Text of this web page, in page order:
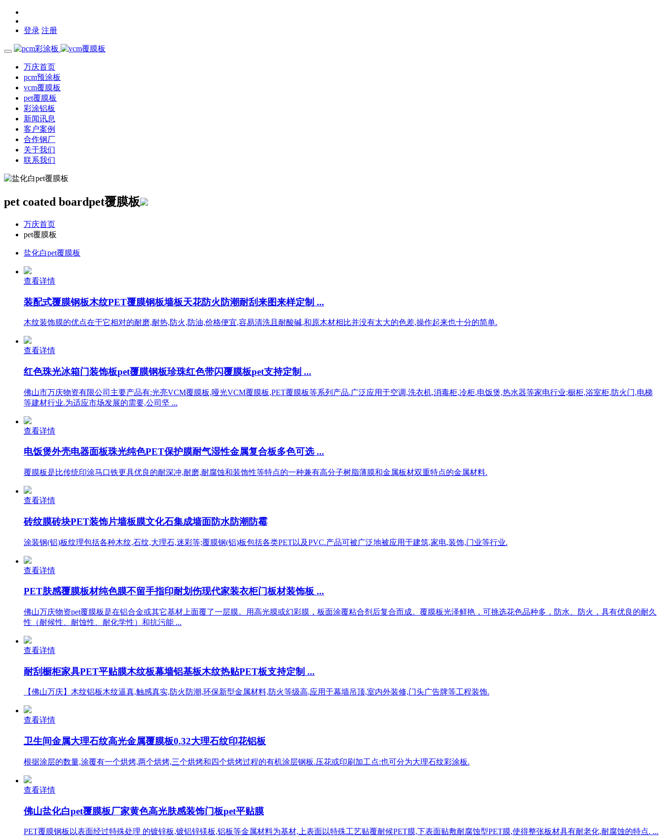
登录 注册
万庆首页
pcm预涂板
vcm覆膜板
pet覆膜板
彩涂铝板
新闻讯息
客户案例
合作钢厂
关于我们
联系我们
pet coated boardpet覆膜板
万庆首页
pet覆膜板
盐化白pet覆膜板
查看详情
装配式覆膜钢板木纹PET覆膜钢板墙板天花防火防潮耐刮来图来样定制 ...
木纹装饰膜的优点在于它相对的耐磨,耐热,防火,防油,价格便宜,容易清洗且耐酸碱,和原木材相比并没有太大的色差,操作起来也十分的简单.
查看详情
红色珠光冰箱门装饰板pet覆膜钢板珍珠红色带闪覆膜板pet支持定制 ...
佛山市万庆物资有限公司主要产品有:光亮VCM覆膜板,哑光VCM覆膜板,PET覆膜板等系列产品.广泛应用于空调,洗衣机,消毒柜,冷柜,电饭煲,热水器等家电行业;橱柜,浴室柜,防火门,电梯
等建材行业.为适应市场发展的需要,公司坚 ...
查看详情
电饭煲外壳电器面板珠光纯色PET保护膜耐气湿性金属复合板多色可选 ...
覆膜板是比传统印涂马口铁更具优良的耐深冲,耐磨,耐腐蚀和装饰性等特点的一种兼有高分子树脂薄膜和金属板材双重特点的金属材料.
查看详情
砖纹膜砖块PET装饰片墙板膜文化石集成墙面防水防潮防霉
涂装钢(铝)板纹理包括各种木纹,石纹,大理石,迷彩等;覆膜钢(铝)板包括各类PET以及PVC.产品可被广泛地被应用于建筑,家电,装饰,门业等行业.
查看详情
PET肤感覆膜板材纯色膜不留手指印耐划伤现代家装衣柜门板材装饰板 ...
佛山万庆物资pet覆膜板是在铝合金或其它基材上面覆了一层膜。用高光膜或幻彩膜，板面涂覆粘合剂后复合而成。覆膜板光泽鲜艳，可挑选花色品种多，防水、防火，具有优良的耐久
性（耐候性、耐蚀性、耐化学性）和抗污能 ...
查看详情
耐刮橱柜家具PET平贴膜木纹板幕墙铝基板木纹热贴PET板支持定制 ...
【佛山万庆】木纹铝板木纹逼真,触感真实,防火防潮,环保新型金属材料,防火等级高,应用于幕墙吊顶,室内外装修,门头广告牌等工程装饰.
查看详情
卫生间金属大理石纹高光金属覆膜板0.32大理石纹印花铝板
根据涂层的数量,涂覆有一个烘烤,两个烘烤,三个烘烤和四个烘烤过程的有机涂层钢板.压花或印刷加工点:也可分为大理石纹彩涂板.
查看详情
佛山盐化白pet覆膜板厂家黄色高光肤感装饰门板pet平贴膜
PET覆膜钢板以表面经过特殊处理 的镀锌板,镀铝锌镁板,铝板等金属材料为基材,上表面以特殊工艺贴覆耐候PET膜,下表面贴敷耐腐蚀型PET膜,使得整张板材具有耐老化,耐腐蚀的特点. ...